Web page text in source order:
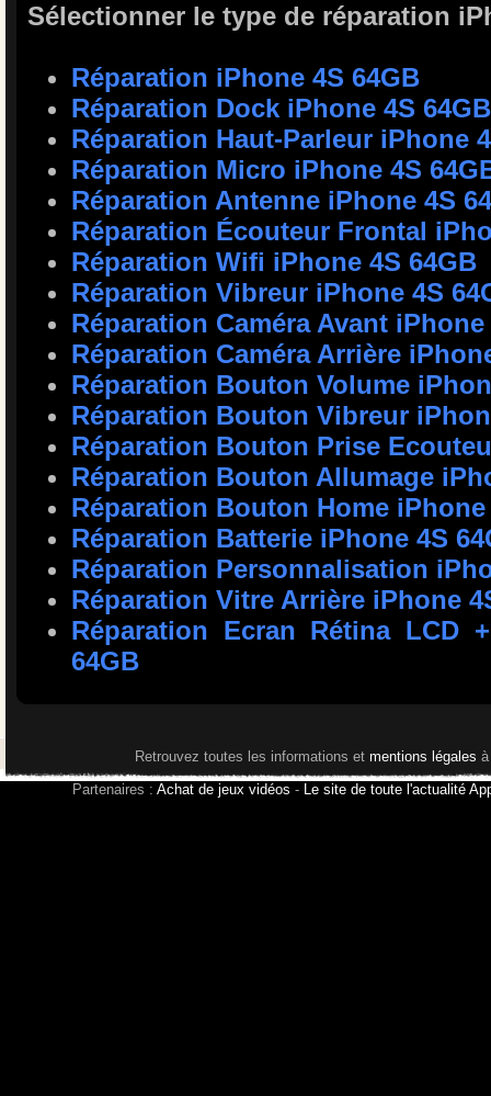
Sélectionner le type de réparation
Réparation iPhone 4S 64GB
Réparation Dock iPhone 4S 64GB
Réparation Haut-Parleur iPhone
Réparation Micro iPhone 4S
Réparation Antenne iPhone 4S
Réparation Écouteur Frontal
Réparation Wifi iPhone 4S 64GB
Réparation Vibreur iPhone 4S
Réparation Caméra Avant iPhone
Réparation Caméra Arrière
Réparation Bouton Volume
Réparation Bouton Vibreur
Réparation Bouton Prise
Réparation Bouton Allumage
Réparation Bouton Home iPhone
Réparation Batterie iPhone 4S
Réparation Personnalisation
Réparation Vitre Arrière iPhone
Réparation Ecran Rétina LCD
64GB
Retrouvez toutes les informations etmentions légales
Partenaires : Achat de jeux vidéos - Le site de toute l'actualité